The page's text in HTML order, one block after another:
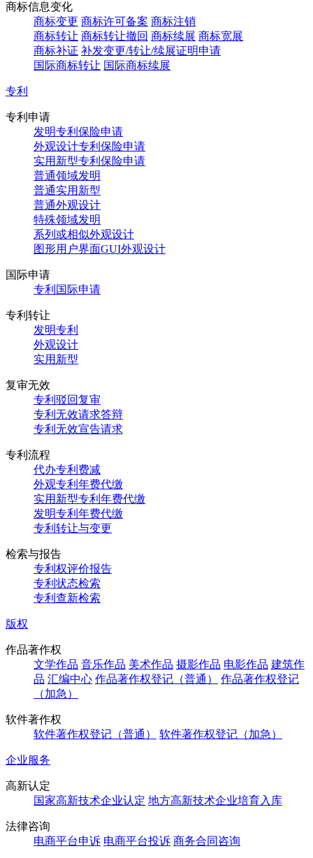
商标信息变化
商标变更 商标许可备案 商标注销
商标转让 商标转让撤回 商标续展 商标宽展
商标补证 补发变更/转让/续展证明申请
国际商标转让 国际商标续展
专利
专利申请
发明专利保险申请
外观设计专利保险申请
实用新型专利保险申请
普通领域发明
普通实用新型
普通外观设计
特殊领域发明
系列或相似外观设计
图形用户界面GUI外观设计
国际申请
专利国际申请
专利转让
发明专利
外观设计
实用新型
复审无效
专利驳回复审
专利无效请求答辩
专利无效宣告请求
专利流程
代办专利费减
外观专利年费代缴
实用新型专利年费代缴
发明专利年费代缴
专利转让与变更
检索与报告
专利权评价报告
专利状态检索
专利查新检索
版权
作品著作权
文学作品 音乐作品 美术作品 摄影作品 电影作品 建筑作
品 汇编中心 作品著作权登记（普通）
作品著作权登记
（加急）
软件著作权
软件著作权登记（普通）
软件著作权登记（加急）
企业服务
高新认定
国家高新技术企业认定 地方高新技术企业培育入库
法律咨询
电商平台申诉 电商平台投诉 商务合同咨询